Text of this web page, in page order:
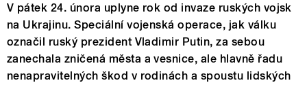
V pátek 24. února uplyne rok od invaze ruských vojsk
na Ukrajinu. Speciální vojenská operace, jak válku
označil ruský prezident Vladimir Putin, za sebou
zanechala zničená města a vesnice, ale hlavně řadu
nenapravitelných škod v rodinách a spoustu lidských